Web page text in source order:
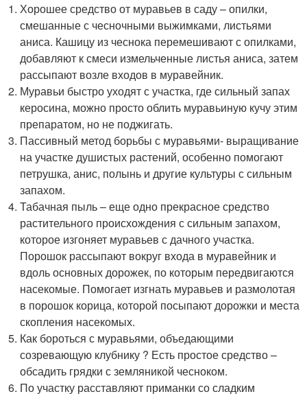
Хорошее средство от муравьев в саду – опилки,
смешанные с чесночными выжимками, листьями
аниса. Кашицу из чеснока перемешивают с опилками,
добавляют к смеси измельченные листья аниса, затем
рассыпают возле входов в муравейник.
Муравьи быстро уходят с участка, где сильный запах
керосина, можно просто облить муравьиную кучу этим
препаратом, но не поджигать.
Пассивный метод борьбы с муравьями- выращивание
на участке душистых растений, особенно помогают
петрушка, анис, полынь и другие культуры с сильным
запахом.
Табачная пыль – еще одно прекрасное средство
растительного происхождения с сильным запахом,
которое изгоняет муравьев с дачного участка.
Порошок рассыпают вокруг входа в муравейник и
вдоль основных дорожек, по которым передвигаются
насекомые. Помогает изгнать муравьев и размолотая
в порошок корица, которой посыпают дорожки и места
скопления насекомых.
Как бороться с муравьями, объедающими
созревающую клубнику ? Есть простое средство –
обсадить грядки с земляникой чесноком.
По участку расставляют приманки со сладким